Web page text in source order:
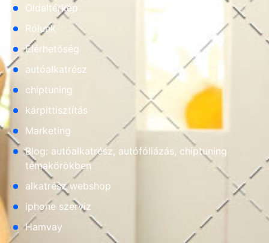
Oldaltérkép
Rólunk
Elérhetőség
autóalkatrész
chiptuning
kárpittisztítás
Marketing
Blog: autóalkatrész, autófóliázás, chiptuning
témakörökben
alkatrész webshop
iphone szerviz
Hamvay